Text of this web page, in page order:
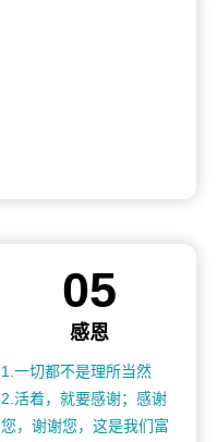
05
感恩
1.一切都不是理所当然
2.活着，就要感谢；感谢
您，谢谢您，这是我们富